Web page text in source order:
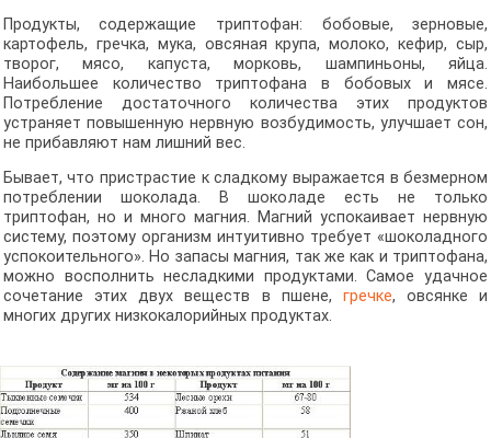
Продукты, содержащие триптофан: бобовые, зерновые,
картофель, гречка, мука, овсяная крупа, молоко, кефир, сыр,
творог, мясо, капуста, морковь, шампиньоны, яйца.
Наибольшее количество триптофана в бобовых и мясе.
Потребление достаточного количества этих продуктов
устраняет повышенную нервную возбудимость, улучшает сон,
не прибавляют нам лишний вес.
Бывает, что пристрастие к сладкому выражается в безмерном
потреблении шоколада. В шоколаде есть не только
триптофан, но и много магния. Магний успокаивает нервную
систему, поэтому организм интуитивно требует «шоколадного
успокоительного». Но запасы магния, так же как и триптофана,
можно восполнить несладкими продуктами. Самое удачное
сочетание этих двух веществ в пшене, гречке, овсянке и
многих других низкокалорийных продуктах.